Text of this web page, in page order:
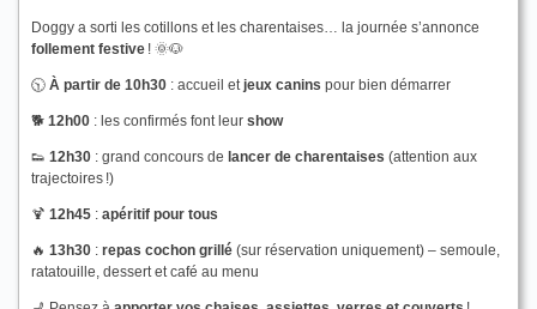
Doggy a sorti les cotillons et les charentaises… la journée s’annonce
follement festive ! 🌞🐶
🕥 À partir de 10h30 : accueil et jeux canins pour bien démarrer
🐕 12h00 : les confirmés font leur show
👟 12h30 : grand concours de lancer de charentaises (attention aux
trajectoires !)
🍹 12h45 : apéritif pour tous
🔥 13h30 : repas cochon grillé (sur réservation uniquement) – semoule,
ratatouille, dessert et café au menu